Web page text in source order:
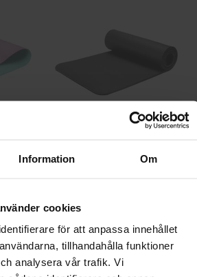
Information Om
cookies
för att anpassa innehållet
tillhandahålla funktioner
analysera vår trafik. Vi
FitNord NBR Yogamatta
Tillfälligt slut